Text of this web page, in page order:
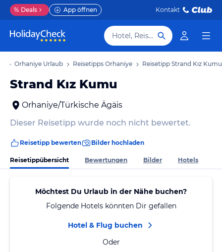
% Deals App öffnen Kontakt
Hotel, Reiseziel
Orhaniye Urlaub Reisetipps Orhaniye Reisetipp Strand Kız Kumu
Strand Kız Kumu
Orhaniye/Türkische Ägäis
Dieser Reisetipp wurde noch nicht bewertet.
Reisetipp bewerten Bilder hochladen
Reisetippübersicht Bewertungen Bilder Hotels
Möchtest Du Urlaub in der Nähe buchen?
Folgende Hotels könnten Dir gefallen
Hotel & Flug buchen
Oder